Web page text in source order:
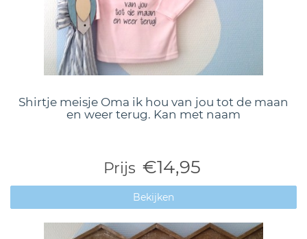
Shirtje meisje Oma ik hou van jou tot de maan
en weer terug. Kan met naam
Prijs €14,95
Bekijken